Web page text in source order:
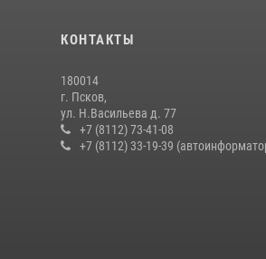
КОНТАКТЫ
180014
г. Псков,
ул. Н.Васильева д. 77
+7 (8112) 73-41-08
+7 (8112) 33-19-39